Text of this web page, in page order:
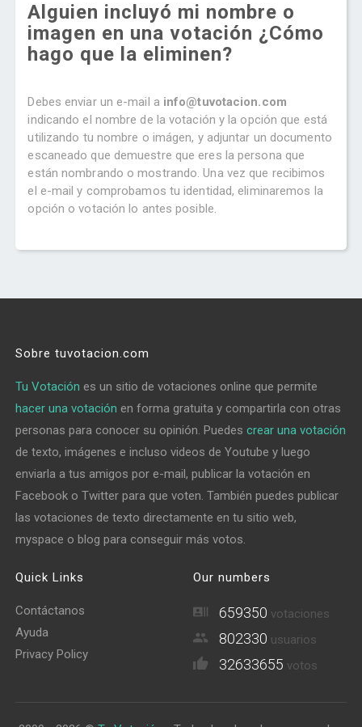
Alguien incluyó mi nombre o
imagen en una votación ¿Cómo
hago que la eliminen?
Debes enviar un e-mail a info@tuvotacion.com
indicando el nombre de la votación y la opción que está
utilizando tu nombre o imágen, y adjuntar un documento
escaneado que demuestre que eres la persona que
están nombrando o mostrando. Una vez que recibimos
el e-mail y comprobamos tu identidad, eliminaremos la
opción o votación lo antes posible.
Sobre tuvotacion.com
Tu Votación es un sitio de votaciones online que permite
hacer una votación en forma gratuita y compartirla con otras
personas para conocer su opinión. Puedescrear una votación
de texto, imágenes e incluso videos de Youtube y luego
enviarla a tus amigos por e-mail, publicar la votación en
Facebook o Twitter para que voten. También puedes publicar
las votaciones de texto directamente en tu sitio web,
myspace o blog para conseguir más votos.
Quick Links
Contáctanos
Ayuda
Privacy Policy
Our numbers
659350 votaciones
802330 usuarios
32633655 votos